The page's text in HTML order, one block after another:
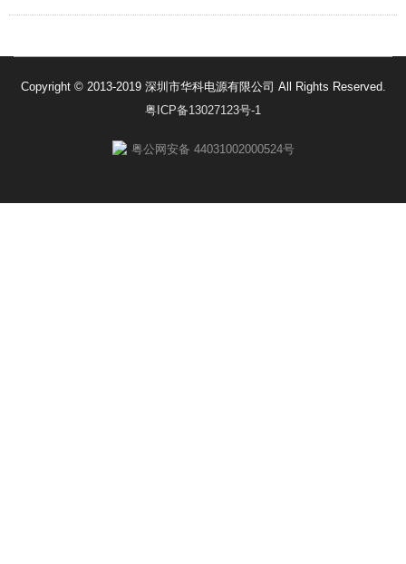
Copyright © 2013-2019 深圳市华科电源有限公司 All Rights Reserved.
粤ICP备13027123号-1
粤公网安备 44031002000524号